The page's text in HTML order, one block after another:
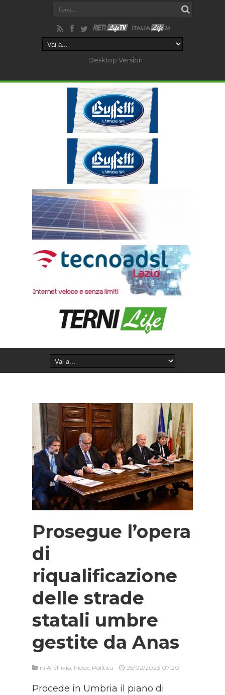
Desktop Version
Prosegue l’opera
di
riqualificazione
delle strade
statali umbre
gestite da Anas
in Archivio, Index, Politica 25/02/2023 07:20
Procede in Umbria il piano di